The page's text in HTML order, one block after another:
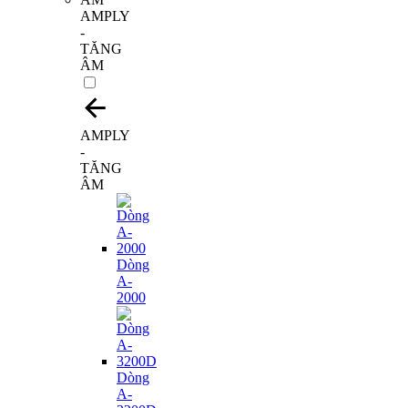
AMPLY
-
TĂNG
ÂM
AMPLY
-
TĂNG
ÂM
Dòng
A-
2000
Dòng
A-